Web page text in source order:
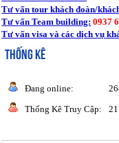
Tư vấn tour khách đoàn/
Tư vấn Team building: 0937
Tư vấn visa và các dịch vụ
THỐNG KÊ
Đang online:
Thống Kê Truy Cập: